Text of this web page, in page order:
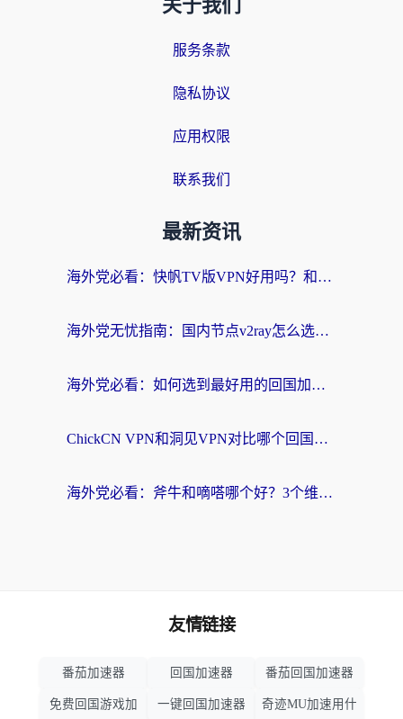
关于我们
服务条款
隐私协议
应用权限
联系我们
最新资讯
海外党必看：快帆TV版VPN好用吗？和快游VPN对比哪个回国效果更好？附实用避坑指南
海外党无忧指南：国内节点v2ray怎么选？一键回国VPN+多场景实测帮你避坑
海外党必看：如何选到最好用的回国加速器？从节点到售后的全维度指南
ChickCN VPN和洞见VPN对比哪个回国效果更好？海外党亲测3款加速器+避坑指南
海外党必看：斧牛和嘀嗒哪个好？3个维度教你选对回国加速器
友情链接
番茄加速器 回国加速器 番茄回国加速器
免费回国游戏加 一键回国加速器 奇迹MU加速用什